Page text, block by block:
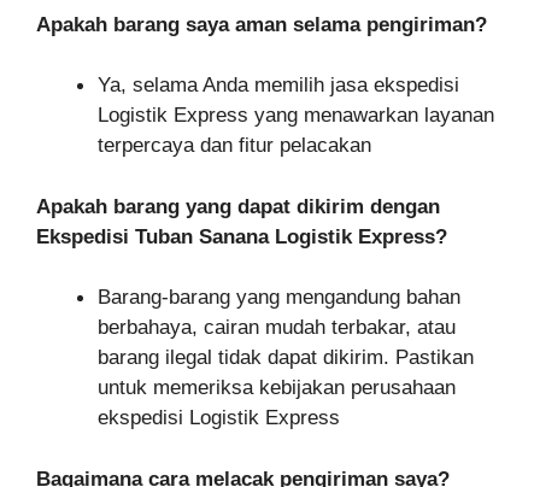
Apakah barang saya aman selama pengiriman?
Ya, selama Anda memilih jasa ekspedisi
Logistik Express yang menawarkan layanan
terpercaya dan fitur pelacakan
Apakah barang yang dapat dikirim dengan
Ekspedisi Tuban Sanana Logistik Express?
Barang-barang yang mengandung bahan
berbahaya, cairan mudah terbakar, atau
barang ilegal tidak dapat dikirim. Pastikan
untuk memeriksa kebijakan perusahaan
ekspedisi Logistik Express
Bagaimana cara melacak pengiriman saya?